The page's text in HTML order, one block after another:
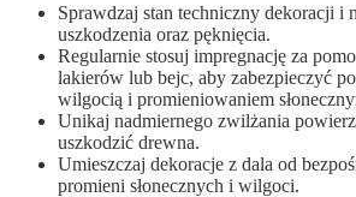
Sprawdzaj stan techniczny dekoracji i
uszkodzenia oraz pęknięcia.
Regularnie stosuj impregnację za
lakierów lub bejc, aby zabezpieczyć
wilgocią i promieniowaniem
Unikaj nadmiernego zwilżania
uszkodzić drewna.
Umieszczaj dekoracje z dala od
promieni słonecznych i wilgoci.